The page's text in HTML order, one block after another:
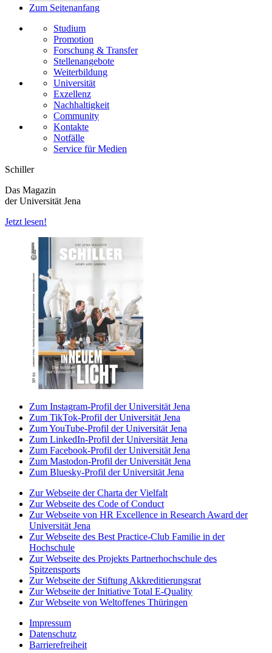
Zum Seitenanfang
Studium
Promotion
Forschung & Transfer
Stellenangebote
Weiterbildung
Universität
Exzellenz
Nachhaltigkeit
Community
Kontakte
Notfälle
Service für Medien
Schiller
Das Magazin
der Universität Jena
Jetzt lesen!
Zum Instagram-Profil der Universität Jena
Zum TikTok-Profil der Universität Jena
Zum YouTube-Profil der Universität Jena
Zum LinkedIn-Profil der Universität Jena
Zum Facebook-Profil der Universität Jena
Zum Mastodon-Profil der Universität Jena
Zum Bluesky-Profil der Universität Jena
Zur Webseite der Charta der Vielfalt
Zur Webseite des Code of Conduct
Zur Webseite von HR Excellence in Research Award der
Universität Jena
Zur Webseite des Best Practice-Club Familie in der
Hochschule
Zur Webseite des Projekts Partnerhochschule des
Spitzensports
Zur Webseite der Stiftung Akkreditierungsrat
Zur Webseite der Initiative Total E-Quality
Zur Webseite von Weltoffenes Thüringen
Impressum
Datenschutz
Barrierefreiheit